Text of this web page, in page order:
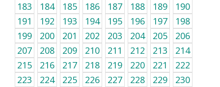
183
184 185 186 187 188 189
190
191
192 193 194 195 196 197
198
199
200 201 202 203 204 205
206
207
208 209 210 211 212 213
214
215
216 217 218 219 220 221
222
223
224 225 226 227 228 229
230